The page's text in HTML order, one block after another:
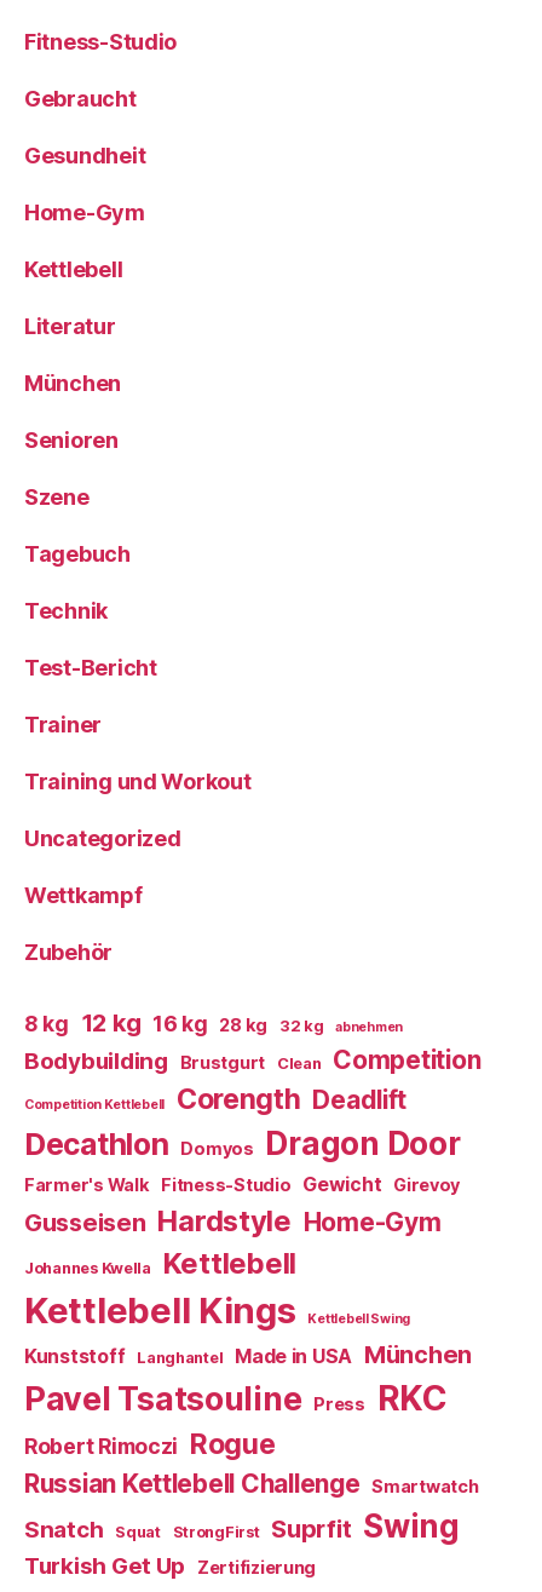
Fitness-Studio
Gebraucht
Gesundheit
Home-Gym
Kettlebell
Literatur
München
Senioren
Szene
Tagebuch
Technik
Test-Bericht
Trainer
Training und Workout
Uncategorized
Wettkampf
Zubehör
8 kg 12 kg 16 kg 28 kg 32 kg abnehmen
Bodybuilding Brustgurt Clean Competition
Competition Kettlebell Corength Deadlift
Decathlon Domyos Dragon Door
Farmer's Walk Fitness-Studio Gewicht Girevoy
Gusseisen Hardstyle Home-Gym
Johannes Kwella Kettlebell
Kettlebell Kings Kettlebell Swing
Kunststoff Langhantel Made in USA München
Pavel Tsatsouline Press RKC
Robert Rimoczi Rogue
Russian Kettlebell Challenge Smartwatch
Snatch Squat StrongFirst Suprfit Swing
Turkish Get Up Zertifizierung